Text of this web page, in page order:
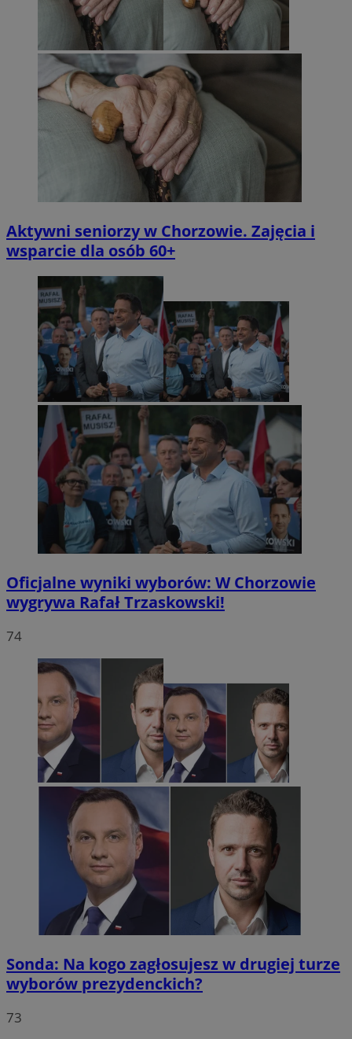
Aktywni seniorzy w Chorzowie. Zajęcia i
wsparcie dla osób 60+
Oficjalne wyniki wyborów: W Chorzowie
wygrywa Rafał Trzaskowski!
74
Sonda: Na kogo zagłosujesz w drugiej turze
wyborów prezydenckich?
73